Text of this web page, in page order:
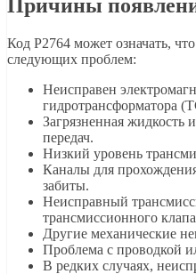
Причины
Код P2764 может означать,
следующих проблем:
Неисправен
гидротрансформатора
Загрязненная жидкость
передач.
Низкий уровень
Каналы для
забиты.
Неисправный
трансмиссионного
Другие механические
Проблема с проводкой
В редких случаях,